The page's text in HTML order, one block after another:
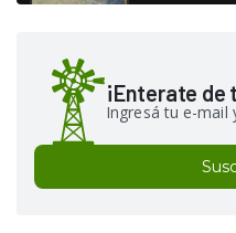
¡Enterate de
Ingresá tu e-mail